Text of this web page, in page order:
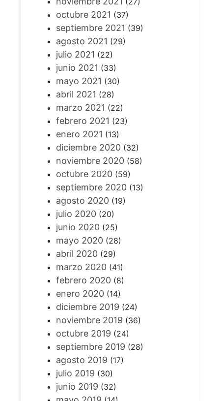
octubre 2021 (37)
septiembre 2021 (39)
agosto 2021 (29)
julio 2021 (22)
junio 2021 (33)
mayo 2021 (30)
abril 2021 (28)
marzo 2021 (22)
febrero 2021 (23)
enero 2021 (13)
diciembre 2020(32)
noviembre 2020(58)
octubre 2020(59)
septiembre 2020(13)
agosto 2020(19)
julio 2020(20)
junio 2020(25)
mayo 2020(28)
abril 2020(29)
marzo 2020(41)
febrero 2020(8)
enero 2020(14)
diciembre 2019 (24)
noviembre 2019 (36)
octubre 2019 (24)
septiembre 2019 (28)
agosto 2019 (17)
julio 2019 (30)
junio 2019 (32)